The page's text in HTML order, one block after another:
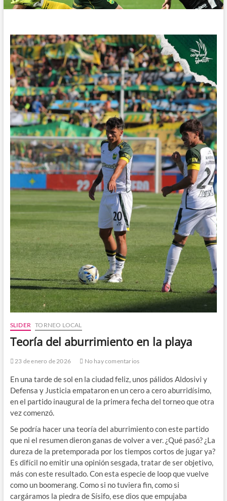
SLIDER TORNEO LOCAL
Teoría del aburrimiento en la playa
23 de enero de 2026 No hay comentarios
En una tarde de sol en la ciudad feliz, unos pálidos Aldosivi y
Defensa y Justicia empataron en un cero a cero aburridísimo,
en el partido inaugural de la primera fecha del torneo que otra
vez comenzó.
Se podría hacer una teoría del aburrimiento con este partido
que ni el resumen dieron ganas de volver a ver. ¿Qué pasó? ¿La
dureza de la pretemporada por los tiempos cortos de jugar ya?
Es difícil no emitir una opinión sesgada, tratar de ser objetivo,
más con este resultado. Con esta especie de loop que vuelve
como un boomerang. Como si no tuviera fin, como si
cargáramos la piedra de Sísifo, ese dios que empujaba